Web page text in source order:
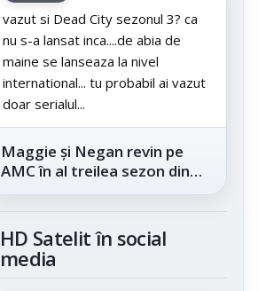
vazut si Dead City sezonul 3? ca
nu s-a lansat inca....de abia de
maine se lanseaza la nivel
international... tu probabil ai vazut
doar serialul...
Maggie și Negan revin pe
AMC în al treilea sezon din
„The Walking Dead: Dead
HD Satelit în social
media